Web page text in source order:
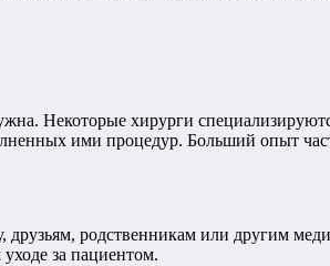
Некоторые хирурги
ими процедур. Больший опыт
друзьям, родственникам или другим
за пациентом.